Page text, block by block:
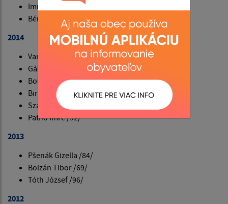
Imrich Szabó /75/
Béres Margit /84/
2014
Varga Kálmán /76/
Gábor Katalin /66/
Bolzán Ilona /91/
Bircsák Monika /43/
Szász Rozália /94/
Pathó Imre /92/
2013
Pšenák Gizella /84/
Bolzán Tibor /69/
Tóth József /96/
2012